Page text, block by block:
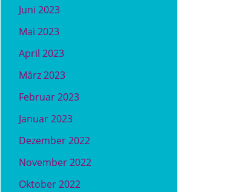
Juni 2023
Mai 2023
April 2023
März 2023
Februar 2023
Januar 2023
Dezember 2022
November 2022
Oktober 2022